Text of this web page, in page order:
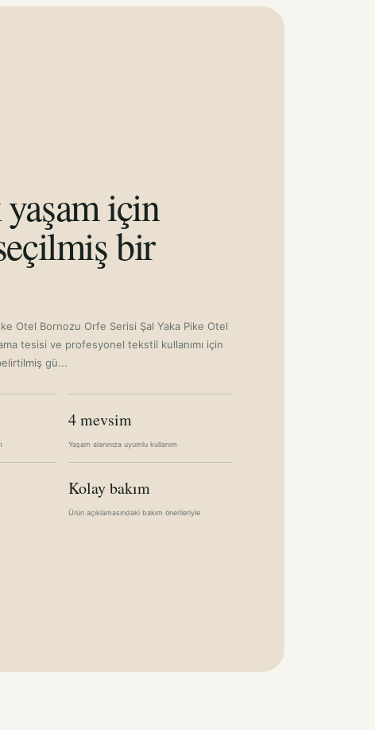
için
bir
Otel Bornozu Orfe Serisi Şal Yaka Pike Otel
tesisi ve profesyonel tekstil kullanımı için
gü...
4 mevsim
Yaşam alanınıza uyumlu kullanım
Kolay bakım
Ürün açıklamasındaki bakım önerileriyle